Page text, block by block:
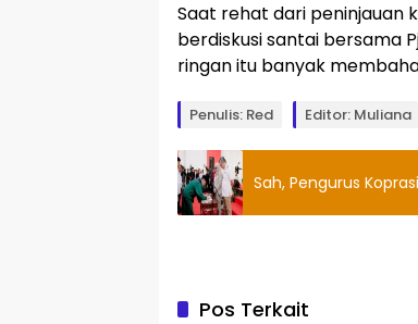
Saat rehat dari peninjauan
berdiskusi santai bersama
ringan itu banyak
Penulis: Red Editor: Muliana
Sah, Pengurus
Pos Terkait